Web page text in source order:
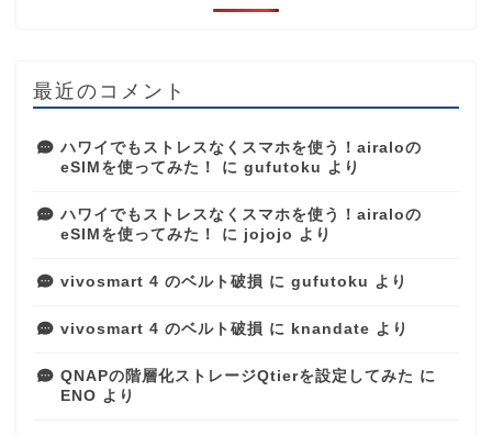
最近のコメント
ハワイでもストレスなくスマホを使う！airaloの
eSIMを使ってみた！
に gufutoku より
ハワイでもストレスなくスマホを使う！airaloの
eSIMを使ってみた！
に jojojo より
vivosmart 4 のベルト破損 に gufutoku より
vivosmart 4 のベルト破損 に knandate より
QNAPの階層化ストレージQtierを設定してみた に
ENO より